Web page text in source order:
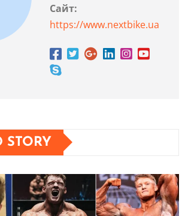
Сайт:
https://www.nextbike.ua
STORY